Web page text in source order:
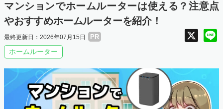
マンションでホームルーターは使える？注意点
やおすすめホームルーターを紹介！
最終更新日：2026年07月15日 PR X
ホームルーター